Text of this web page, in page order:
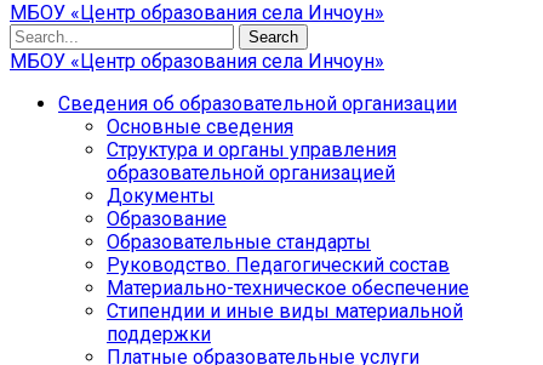
МБОУ «Центр образования села Инчоун»
Search
МБОУ «Центр образования села Инчоун»
Сведения об образовательной организации
Основные сведения
Структура и органы управления
образовательной организацией
Документы
Образование
Образовательные стандарты
Руководство. Педагогический состав
Материально-техническое обеспечение
Стипендии и иные виды материальной
поддержки
Платные образовательные услуги